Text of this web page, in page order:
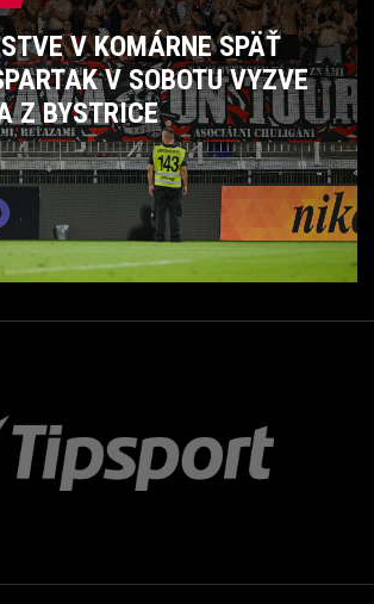
V KOMÁRNE SPÄŤ
V SOBOTU VYZVE
Z BYSTRICE